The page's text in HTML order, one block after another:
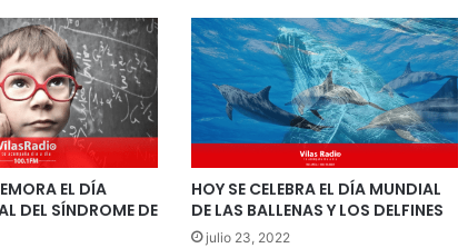
EL DÍA
DEL SÍNDROME DE
HOY SE CELEBRA EL DÍA MUNDIAL
DE LAS BALLENAS Y LOS DELFINES
julio 23, 2022